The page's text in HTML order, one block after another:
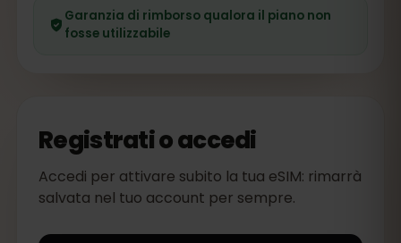
Garanzia di rimborso qualora il piano non
fosse utilizzabile
Registrati o accedi
Accedi per attivare subito la tua eSIM: rimarrà
salvata nel tuo account per sempre.